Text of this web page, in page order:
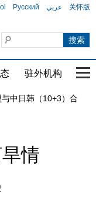
Русский عربي 关怀版
驻外机构 国
与中日韩（10+3）合
情